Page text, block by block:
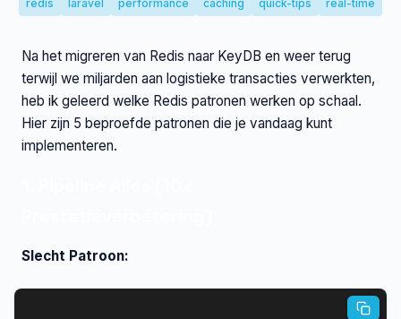
redis laravel performance caching quick-tips real-time
Na het migreren van Redis naar KeyDB en weer terug
terwijl we miljarden aan logistieke transacties verwerkten,
heb ik geleerd welke Redis patronen werken op schaal.
Hier zijn 5 beproefde patronen die je vandaag kunt
implementeren.
Slecht Patroon: